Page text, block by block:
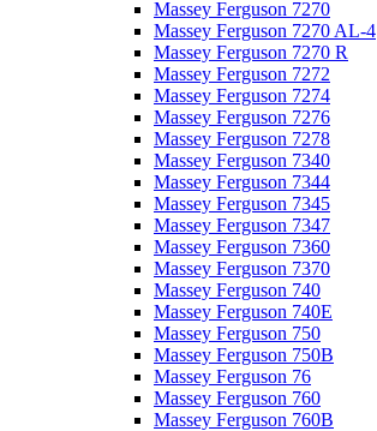
Massey Ferguson 7270
Massey Ferguson 7270 AL-4
Massey Ferguson 7270 R
Massey Ferguson 7272
Massey Ferguson 7274
Massey Ferguson 7276
Massey Ferguson 7278
Massey Ferguson 7340
Massey Ferguson 7344
Massey Ferguson 7345
Massey Ferguson 7347
Massey Ferguson 7360
Massey Ferguson 7370
Massey Ferguson 740
Massey Ferguson 740E
Massey Ferguson 750
Massey Ferguson 750B
Massey Ferguson 76
Massey Ferguson 760
Massey Ferguson 760B